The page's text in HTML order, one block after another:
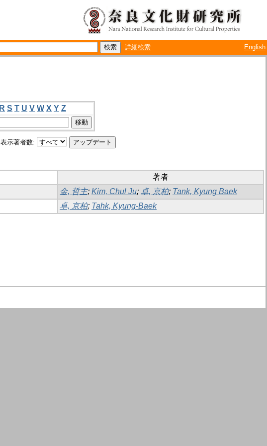
詳細検索 English
R S T U V W X Y Z
表示著者数:
著者
金, 哲主; Kim, Chul Ju; 卓, 京柏; Tank, Kyung Baek
卓, 京柏; Tahk, Kyung-Baek